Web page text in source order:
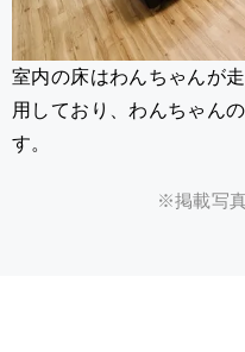
室内の床はわんちゃんが
用しており、わんちゃん
す。
※掲載写